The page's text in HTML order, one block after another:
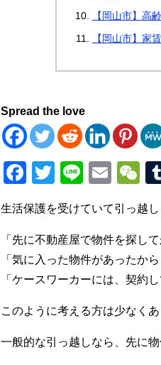
【岡山市】高
【岡山市】家
Spread the love
F
c
e
b
o
o
k
T
wi
tt
er
Li
e
E
ail
W
e
C
h
at
生活保護を受けていて引っ越し
「先に不動産屋で物件を探し
「気に入った物件があったか
「ケースワーカーには、契約
このように考える方は少なくあ
一般的な引っ越しなら、先に